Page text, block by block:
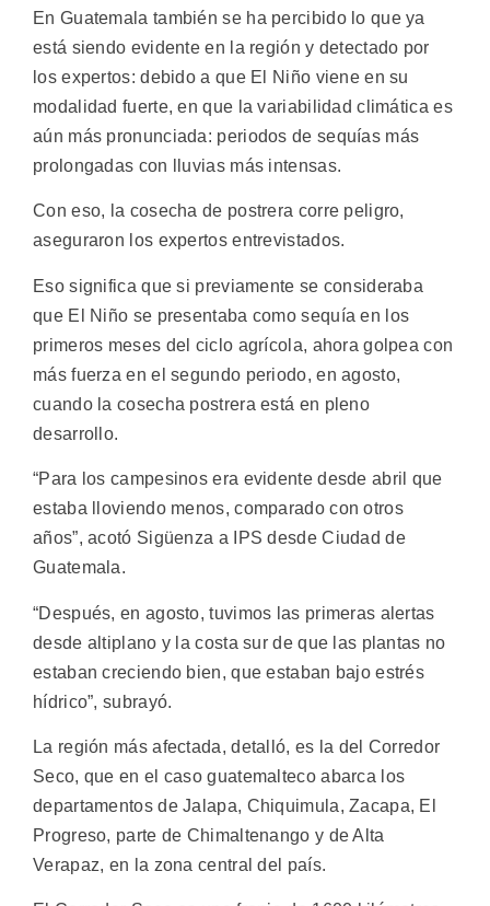
En Guatemala también se ha percibido lo que ya
está siendo evidente en la región y detectado por
los expertos: debido a que El Niño viene en su
modalidad fuerte, en que la variabilidad climática es
aún más pronunciada: periodos de sequías más
prolongadas con lluvias más intensas.
Con eso, la cosecha de postrera corre peligro,
aseguraron los expertos entrevistados.
Eso significa que si previamente se consideraba
que El Niño se presentaba como sequía en los
primeros meses del ciclo agrícola, ahora golpea con
más fuerza en el segundo periodo, en agosto,
cuando la cosecha postrera está en pleno
desarrollo.
“Para los campesinos era evidente desde abril que
estaba lloviendo menos, comparado con otros
años”, acotó Sigüenza a IPS desde Ciudad de
Guatemala.
“Después, en agosto, tuvimos las primeras alertas
desde altiplano y la costa sur de que las plantas no
estaban creciendo bien, que estaban bajo estrés
hídrico”, subrayó.
La región más afectada, detalló, es la del Corredor
Seco, que en el caso guatemalteco abarca los
departamentos de Jalapa, Chiquimula, Zacapa, El
Progreso, parte de Chimaltenango y de Alta
Verapaz, en la zona central del país.